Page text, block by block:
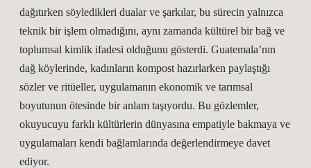
dağıtırken söyledikleri dualar ve şarkılar, bu sürecin yalnızca
teknik bir işlem olmadığını, aynı zamanda kültürel bir bağ ve
toplumsal kimlik ifadesi olduğunu gösterdi. Guatemala’nın
dağ köylerinde, kadınların kompost hazırlarken paylaştığı
sözler ve ritüeller, uygulamanın ekonomik ve tarımsal
boyutunun ötesinde bir anlam taşıyordu. Bu gözlemler,
okuyucuyu farklı kültürlerin dünyasına empatiyle bakmaya ve
uygulamaları kendi bağlamlarında değerlendirmeye davet
ediyor.